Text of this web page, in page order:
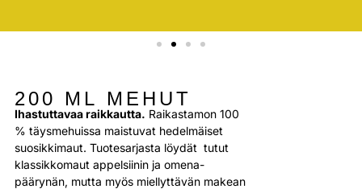
200 ML MEHUT
Ihastuttavaa raikkautta. Raikastamon 100
% täysmehuissa maistuvat hedelmäiset
suosikkimaut. Tuotesarjasta löydät tutut
klassikkomaut appelsiinin ja omena-
päärynän, mutta myös miellyttävän makean